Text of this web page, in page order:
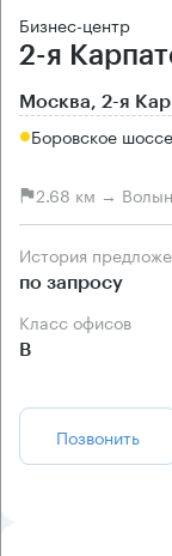
Бизнес-центр
2-я
Москва, 2-я
Боровское
2.68 км →
История
по запросу
Класс офисов
B
Позвонить